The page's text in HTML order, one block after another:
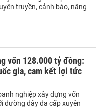
truyền, cảnh báo, nâng
vốn 128.000 tỷ đồng:
gia, cam kết lợi tức
nghiệp xây dựng vốn
đường dây đa cấp xuyên